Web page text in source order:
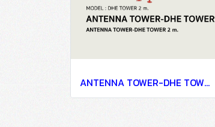
ANTENNA TOWER-DHE TOWER 2 m.